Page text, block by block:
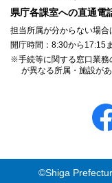
県庁各課室への直通電
担当所属が分からない場
開庁時間：8:30から17:15
※手続等に関する窓口業務
が異なる所属・施設があ
©Shiga